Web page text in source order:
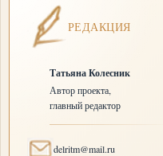
РЕДАКЦИЯ
Татьяна Колесник
Автор проекта,
главный редактор
delritm@mail.ru